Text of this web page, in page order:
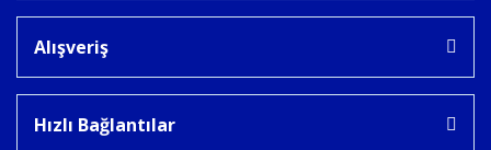
Alışveriş
Hızlı Bağlantılar